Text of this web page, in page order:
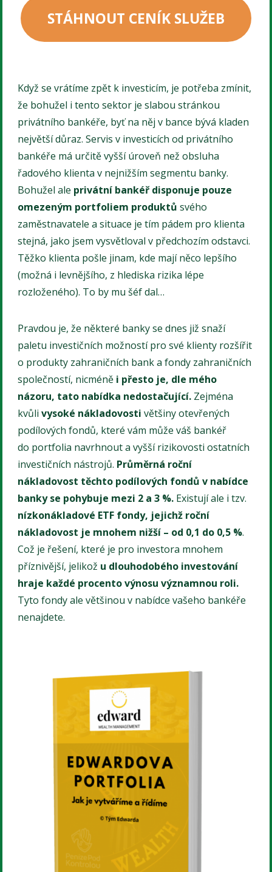
STÁHNOUT CENÍK SLUŽEB
Když se vrátíme zpět k investicím, je potřeba zmínit,
že bohužel i tento sektor je slabou stránkou
privátního bankéře, byť na něj v bance bývá kladen
největší důraz. Servis v investicích od privátního
bankéře má určitě vyšší úroveň než obsluha
řadového klienta v nejnižším segmentu banky.
Bohužel ale privátní bankéř disponuje pouze
omezeným portfoliem produktů svého
zaměstnavatele a situace je tím pádem pro klienta
stejná, jako jsem vysvětloval v předchozím odstavci.
Těžko klienta pošle jinam, kde mají něco lepšího
(možná i levnějšího, z hlediska rizika lépe
rozloženého). To by mu šéf dal…
Pravdou je, že některé banky se dnes již snaží
paletu investičních možností pro své klienty rozšířit
o produkty zahraničních bank a fondy zahraničních
společností, nicméně i přesto je, dle mého
názoru, tato nabídka nedostačující. Zejména
kvůlivysoké nákladovosti většiny otevřených
podílových fondů, které vám může váš bankéř
do portfolia navrhnout a vyšší rizikovosti ostatních
investičních nástrojů. Průměrná roční
nákladovost těchto podílových fondů v nabídce
banky se pohybuje mezi 2 a 3 %. Existují ale i tzv.
nízkonákladové ETF fondy, jejichž roční
nákladovost je mnohem nižší – od 0,1 do 0,5 %.
Což je řešení, které je pro investora mnohem
příznivější, jelikož u dlouhodobého investování
hraje každé procento výnosu významnou roli.
Tyto fondy ale většinou v nabídce vašeho bankéře
nenajdete.